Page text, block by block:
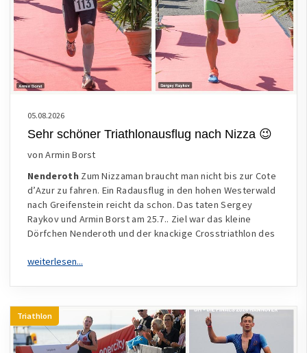
05.08.2026
Sehr schöner Triathlonausflug nach Nizza 😉
von Armin Borst
NenderothZum Nizzaman braucht man nicht bis zur Cote
d’Azur zu fahren. Ein Radausflug in den hohen Westerwald
nach Greifenstein reicht da schon. Das taten Sergey
Raykov und Armin Borst am 25.7.. Ziel war das kleine
Dörfchen Nenderoth und der knackige Crosstriathlon des
Triathlon